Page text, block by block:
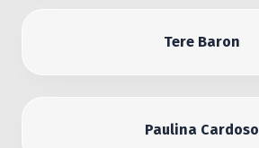
Tere Baron
Paulina Cardoso